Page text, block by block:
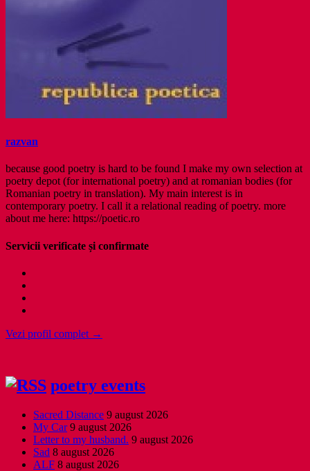
razvan
because good poetry is hard to be found I make my own selection at
poetry depot (for international poetry) and at romanian bodies (for
Romanian poetry in translation). My main interest is in
contemporary poetry. I call it a relational reading of poetry. more
about me here: https://poetic.ro
Servicii verificate și confirmate
Vezi profil complet →
poetry events
Sacred Distance 9 august 2026
My Car 9 august 2026
Letter to my husband. 9 august 2026
Sad 8 august 2026
ALF 8 august 2026